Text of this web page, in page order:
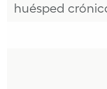
huésped